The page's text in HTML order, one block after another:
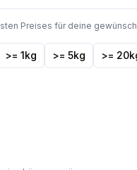
Preises für deine
>= 1kg >= 5kg >=